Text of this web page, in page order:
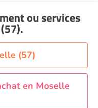
ou services
.
(57)
en Moselle